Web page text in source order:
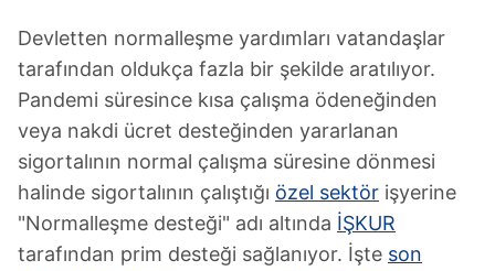
Devletten normalleşme yardımları vatandaşlar
tarafından oldukça fazla bir şekilde aratılıyor.
Pandemi süresince kısa çalışma ödeneğinden
veya nakdi ücret desteğinden yararlanan
sigortalının normal çalışma süresine dönmesi
halinde sigortalının çalıştığı özel sektör işyerine
"Normalleşme desteği" adı altında İŞKUR
tarafından prim desteği sağlanıyor. İşte son